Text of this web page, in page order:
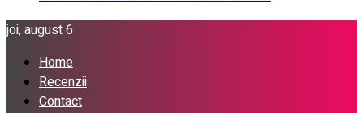
joi, august 6
Home
Recenzii
Contact